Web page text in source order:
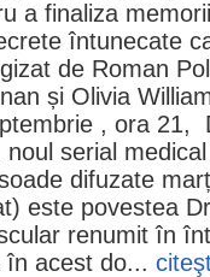
a finaliza
întunecate
de Roman
și Olivia
, ora 21,
serial
difuzate
este povestea
renumit în
în acest do...